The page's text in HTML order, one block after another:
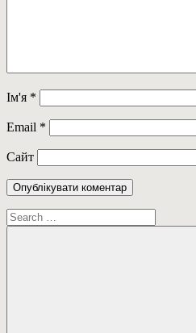
Ім'я *
Email *
Сайт
Пошук: